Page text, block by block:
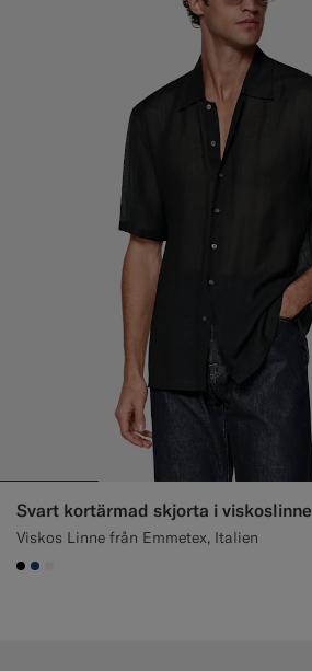
Svart kortärmad skjorta i viskoslinne
Viskos Linne från Emmetex, Italien
#000000
#1C3D7A